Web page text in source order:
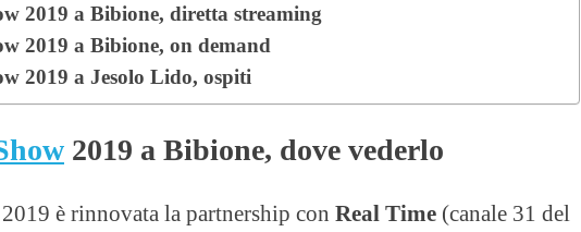
2019 a Bibione, diretta streaming
2019 a Bibione, on demand
2019 a Jesolo Lido, ospiti
2019 a Bibione, dove vederlo
è rinnovata la partnership con Real Time (canale 31 del